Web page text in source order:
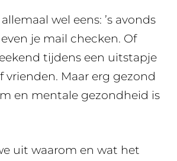
wel eens: ’s avonds
je mail checken. Of
tijdens een uitstapje
vrienden. Maar erg gezond
en mentale gezondheid is
uit waarom en wat het